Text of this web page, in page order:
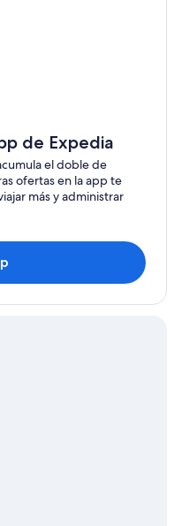
de Expedia
el doble de
ofertas en la app te
más y administrar